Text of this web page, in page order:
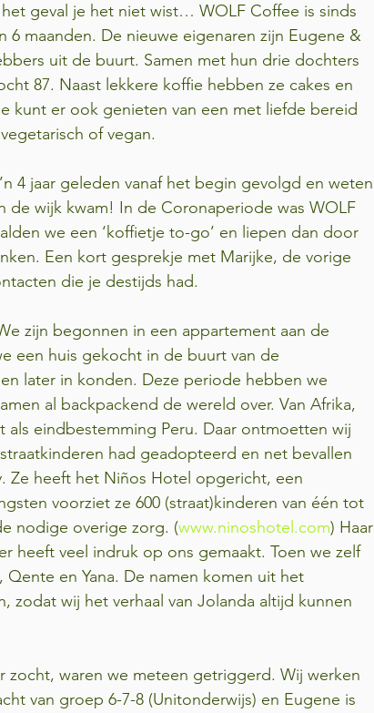
geval je het niet wist… WOLF Coffee is sinds
6 maanden. De nieuwe eigenaren zijn Eugene &
uit de buurt. Samen met hun drie dochters
87. Naast lekkere koffie hebben ze cakes en
kunt er ook genieten van een met liefde bereid
of vegan.
4 jaar geleden vanaf het begin gevolgd en weten
wijk kwam! In de Coronaperiode was WOLF
we een ‘koffietje to-go’ en liepen dan door
Een kort gesprekje met Marijke, de vorige
die je destijds had.
zijn begonnen in een appartement aan de
een huis gekocht in de buurt van de
later in konden. Deze periode hebben we
al backpackend de wereld over. Van Afrika,
eindbestemming Peru. Daar ontmoetten wij
had geadopteerd en net bevallen
Ze heeft het Niños Hotel opgericht, een
voorziet ze 600 (straat)kinderen van één tot
nodige overige zorg. (www.ninoshotel.com) Haar
heeft veel indruk op ons gemaakt. Toen we zelf
en Yana. De namen komen uit het
zodat wij het verhaal van Jolanda altijd kunnen
zocht, waren we meteen getriggerd. Wij werken
van groep 6-7-8 (Unitonderwijs) en Eugene is